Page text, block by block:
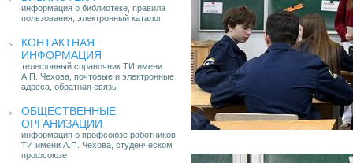
информация о библиотеке, правила
пользования, электронный каталог
КОНТАКТНАЯ
ИНФОРМАЦИЯ
телефонный справочник ТИ имени
А.П. Чехова, почтовые и электронные
адреса, обратная связь
ОБЩЕСТВЕННЫЕ
ОРГАНИЗАЦИИ
информация о профсоюзе работников
ТИ имени А.П. Чехова, студенческом
профсоюзе